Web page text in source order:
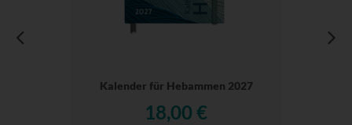
Kalender für Hebammen 2027
18,00 €